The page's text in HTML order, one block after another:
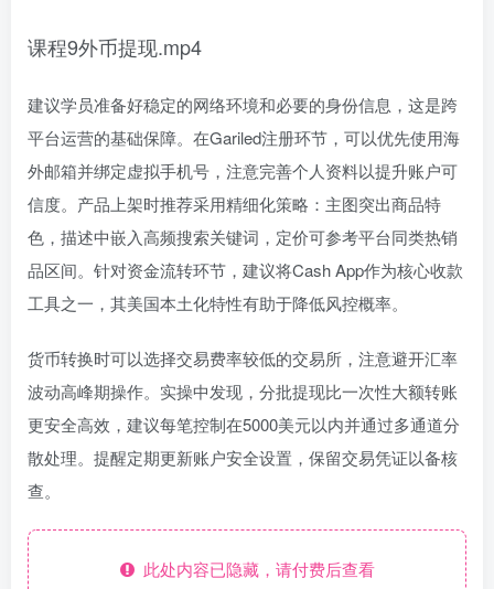
课程9外币提现.mp4
建议学员准备好稳定的网络环境和必要的身份信息，这是跨
平台运营的基础保障。在Gariled注册环节，可以优先使用海
外邮箱并绑定虚拟手机号，注意完善个人资料以提升账户可
信度。产品上架时推荐采用精细化策略：主图突出商品特
色，描述中嵌入高频搜索关键词，定价可参考平台同类热销
品区间。针对资金流转环节，建议将Cash App作为核心收款
工具之一，其美国本土化特性有助于降低风控概率。
货币转换时可以选择交易费率较低的交易所，注意避开汇率
波动高峰期操作。实操中发现，分批提现比一次性大额转账
更安全高效，建议每笔控制在5000美元以内并通过多通道分
散处理。提醒定期更新账户安全设置，保留交易凭证以备核
查。
此处内容已隐藏，请付费后查看